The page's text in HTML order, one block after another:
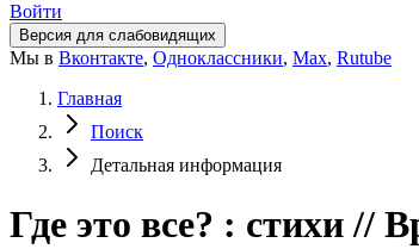
Войти
Версия для слабовидящих
Мы в Вконтакте, Одноклассники, Max, Rutube
Главная
Поиск
Детальная информация
Где это все? : стихи